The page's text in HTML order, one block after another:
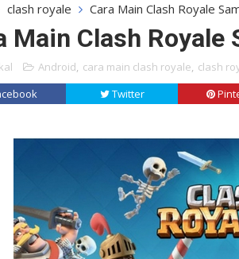
clash royale Cara Main Clash Royale
Main Clash Royale
Android, cara main clash royale, clash
Twitter